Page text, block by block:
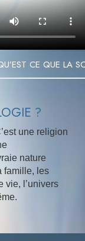
CE QUE LA
?
une religion
nature
famille, les
vie, l’univers